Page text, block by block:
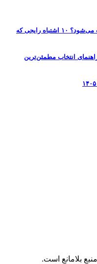
چرا باتری خودرو زودتر از موعد خراب می‌شود؟ ۱۰ اشتباه رایجی که
انتخاب مطمئن‌ترین
بلامانع است.